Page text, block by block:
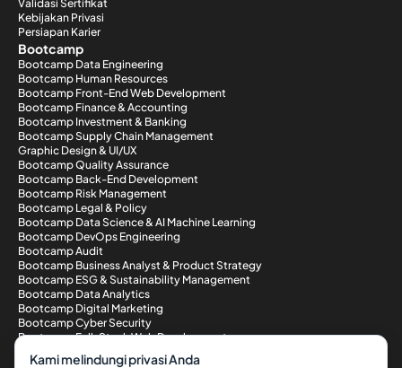
Validasi Sertifikat
Kebijakan Privasi
Persiapan Karier
Bootcamp
Bootcamp Data Engineering
Bootcamp Human Resources
Bootcamp Front-End Web Development
Bootcamp Finance & Accounting
Bootcamp Investment & Banking
Bootcamp Supply Chain Management
Graphic Design & UI/UX
Bootcamp Quality Assurance
Bootcamp Back-End Development
Bootcamp Risk Management
Bootcamp Legal & Policy
Bootcamp Data Science & AI Machine Learning
Bootcamp DevOps Engineering
Bootcamp Audit
Bootcamp Business Analyst & Product Strategy
Bootcamp ESG & Sustainability Management
Bootcamp Data Analytics
Bootcamp Digital Marketing
Bootcamp Cyber Security
Bootcamp Full-Stack Web Development
Metode Pembayaran
Kami melindungi privasi Anda